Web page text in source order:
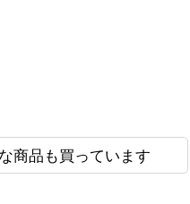
商品も買っています